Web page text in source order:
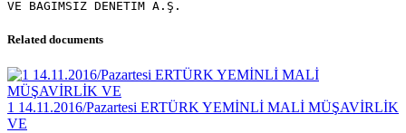
Related documents
1 14.11.2016/Pazartesi ERTÜRK YEMİNLİ MALİ MÜŞAVİRLİK
VE